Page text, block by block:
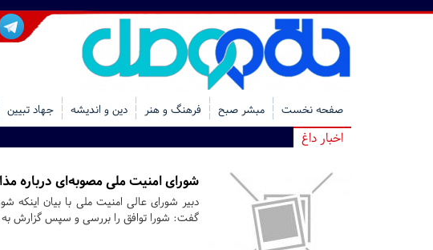
صفحه نخست مبشر صبح فرهنگ و هنر دین و اندیشه جهاد تبیین
اخبار داغ
شورای امنیت ملی مصوبه‌ای درباره
دبیر شورای عالی امنیت ملی با بیان اینکه
گفت: شورا توافق را بررسی و سپس گزارش